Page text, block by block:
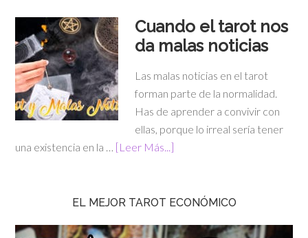
Cuando el tarot nos
da malas noticias
Las malas noticias en el tarot
forman parte de la normalidad.
Has de aprender a convivir con
ellas, porque lo irreal sería tener
una existencia en la … [Leer Más...]
EL MEJOR TAROT ECONÓMICO